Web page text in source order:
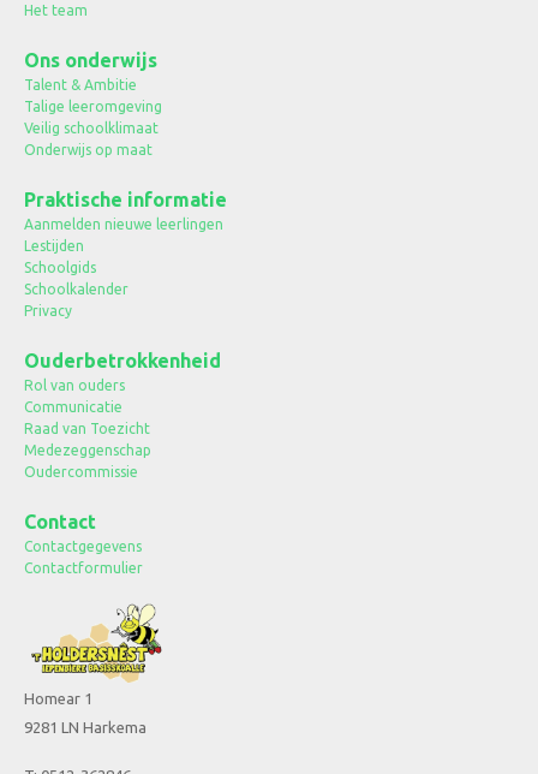
Het team
Ons onderwijs
Talent & Ambitie
Talige leeromgeving
Veilig schoolklimaat
Onderwijs op maat
Praktische informatie
Aanmelden nieuwe leerlingen
Lestijden
Schoolgids
Schoolkalender
Privacy
Ouderbetrokkenheid
Rol van ouders
Communicatie
Raad van Toezicht
Medezeggenschap
Oudercommissie
Contact
Contactgegevens
Contactformulier
Homear 1
9281 LN Harkema